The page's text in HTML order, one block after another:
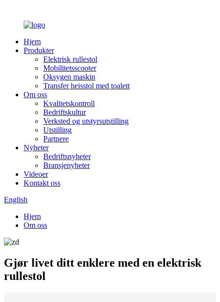
Hjem
Produkter
Elektrisk rullestol
Mobilitetsscooter
Oksygen maskin
Transfer heisstol med toalett
Om oss
Kvalitetskontroll
Bedriftskultur
Verksted og utstyrsutstilling
Utstilling
Partnere
Nyheter
Bedriftsnyheter
Bransjenyheter
Videoer
Kontakt oss
English
Hjem
Om oss
Gjør livet ditt enklere med en elektrisk
rullestol